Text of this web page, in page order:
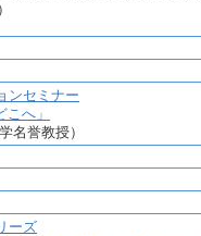
ンセミナー
へ」
名誉教授）
ーズ